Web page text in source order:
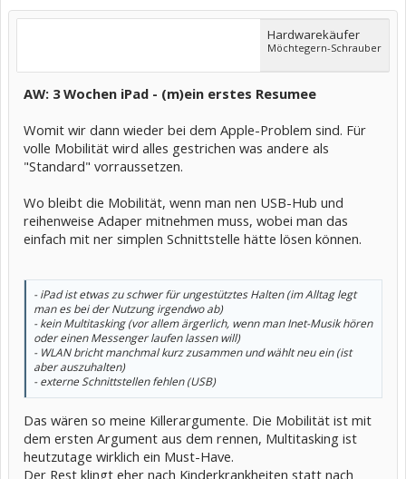
Hardwarekäufer
Möchtegern-Schrauber
AW: 3 Wochen iPad - (m)ein erstes Resumee
Womit wir dann wieder bei dem Apple-Problem sind. Für
volle Mobilität wird alles gestrichen was andere als
"Standard" vorraussetzen.
Wo bleibt die Mobilität, wenn man nen USB-Hub und
reihenweise Adaper mitnehmen muss, wobei man das
einfach mit ner simplen Schnittstelle hätte lösen können.
- iPad ist etwas zu schwer für ungestütztes Halten (im Alltag legt
man es bei der Nutzung irgendwo ab)
- kein Multitasking (vor allem ärgerlich, wenn man Inet-Musik hören
oder einen Messenger laufen lassen will)
- WLAN bricht manchmal kurz zusammen und wählt neu ein (ist
aber auszuhalten)
- externe Schnittstellen fehlen (USB)
Das wären so meine Killerargumente. Die Mobilität ist mit
dem ersten Argument aus dem rennen, Multitasking ist
heutzutage wirklich ein Must-Have.
Der Rest klingt eher nach Kinderkrankheiten statt nach